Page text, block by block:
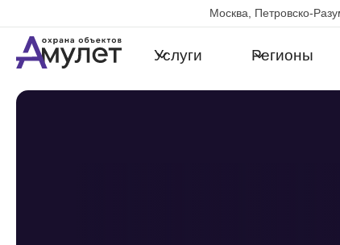
Москва, Петровско-
Услуги Регионы